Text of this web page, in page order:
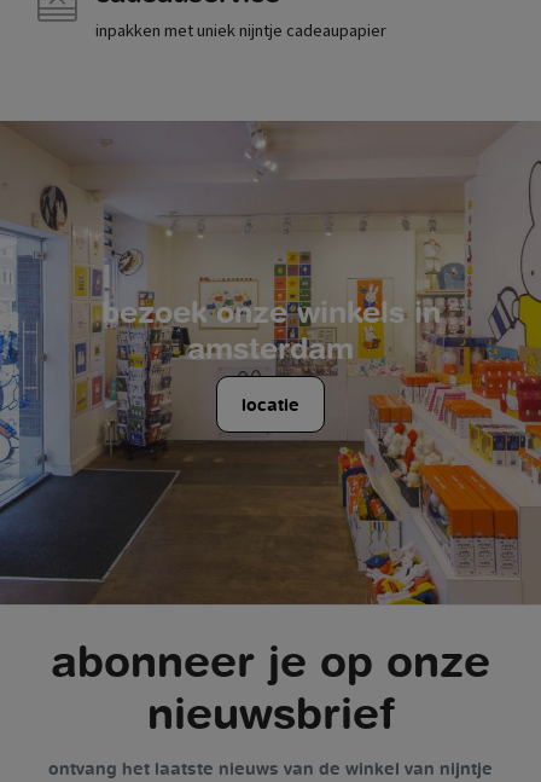
inpakken met uniek nijntje cadeaupapier
bezoek onze winkels in
amsterdam
locatie
abonneer je op onze
nieuwsbrief
ontvang het laatste nieuws van de winkel van nijntje